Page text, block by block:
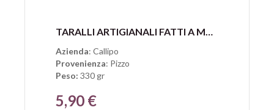
Anteprima TARALLI ARTIGIANALI FATTI A MANO I TROPEANI DI CALLIPO
Azienda: Callipo
Provenienza: Pizzo
Peso: 330 gr
5,90 €